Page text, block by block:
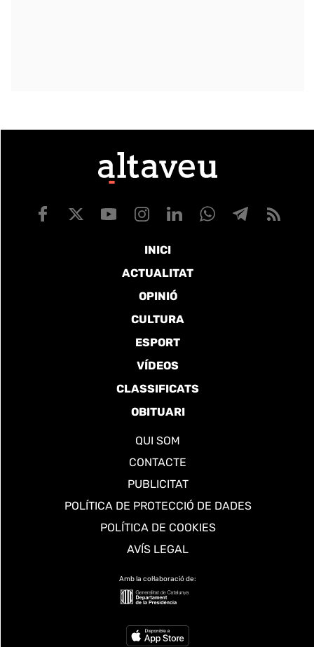
INICI
ACTUALITAT
OPINIÓ
CULTURA
ESPORT
VÍDEOS
CLASSIFICATS
OBITUARI
QUI SOM
CONTACTE
PUBLICITAT
POLÍTICA DE PROTECCIÓ DE DADES
POLÍTICA DE COOKIES
AVÍS LEGAL
Amb la col·laboració de: